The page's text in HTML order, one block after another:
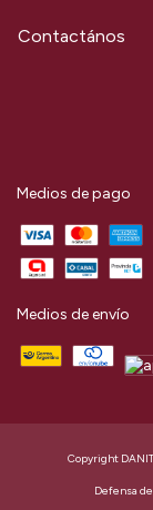
Contactános
Medios de pago
Medios de envío
Copyright
Defensa